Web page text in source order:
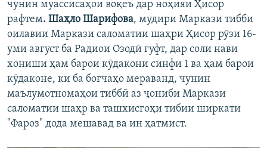
чунин муассисаҳои воқеъ дар ноҳияи Ҳисор
рафтем. Шаҳло Шарифова, мудири Маркази тибби
оилавии Маркази саломатии шаҳри Ҳисор рӯзи 16-
уми август ба Радиои Озодӣ гуфт, дар соли нави
хониши ҳам барои кӯдакони синфи 1 ва ҳам барои
кӯдаконе, ки ба боғчаҳо мераванд, чунин
маълумотномаҳои тиббӣ аз ҷониби Маркази
саломатии шаҳр ва ташхисгоҳи тибии ширкати
"Фароз" дода мешавад ва ин ҳатмист.